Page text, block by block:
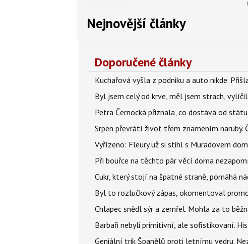
Nejnovější články
Doporučené články
Kuchařová vyšla z podniku a auto nikde.
Byl jsem celý od krve, měl jsem strach,
Petra Černocká přiznala, co dostává od
Srpen převrátí život třem znamením naruby.
Vyřízeno: Fleury už si stihl s Muradovem
Při bouřce na těchto pár věcí doma
Cukr, který stojí na špatné straně, pomáhá
Byl to rozlučkový zápas, okomentoval
Chlapec snědl sýr a zemřel. Mohla za to
Barbaři nebyli primitivní, ale sofistikovaní.
Geniální trik Španělů proti letnímu vedru.